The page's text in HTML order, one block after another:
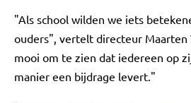
"Als school wilden we iets
ouders", vertelt directeur Maarten
mooi om te zien dat iedereen op
manier een bijdrage levert."